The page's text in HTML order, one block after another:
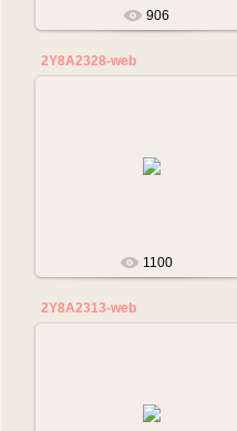
906
2Y8A2328-web
1100
2Y8A2313-web